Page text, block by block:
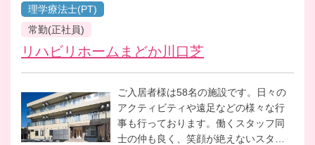
理学療法士(PT)
常勤(正社員)
リハビリホームまどか川口芝
ご入居者様は58名の施設です。日々の
アクティビティや遠足などの様々な行
事も行っております。働くスタッフ同
士の仲も良く、笑顔が絶えないスタッ